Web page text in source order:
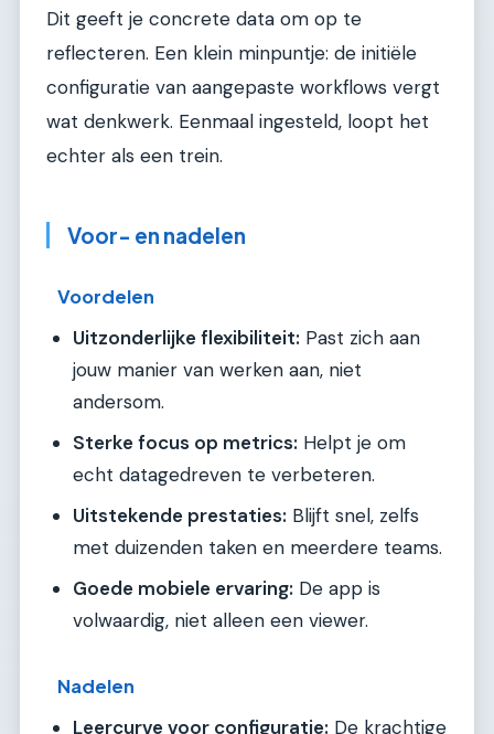
Dit geeft je concrete data om op te
reflecteren. Een klein minpuntje: de initiële
configuratie van aangepaste workflows vergt
wat denkwerk. Eenmaal ingesteld, loopt het
echter als een trein.
Voor- en nadelen
Voordelen
Uitzonderlijke flexibiliteit: Past zich aan
jouw manier van werken aan, niet
andersom.
Sterke focus op metrics: Helpt je om
echt datagedreven te verbeteren.
Uitstekende prestaties: Blijft snel, zelfs
met duizenden taken en meerdere teams.
Goede mobiele ervaring: De app is
volwaardig, niet alleen een viewer.
Nadelen
Leercurve voor configuratie: De krachtige